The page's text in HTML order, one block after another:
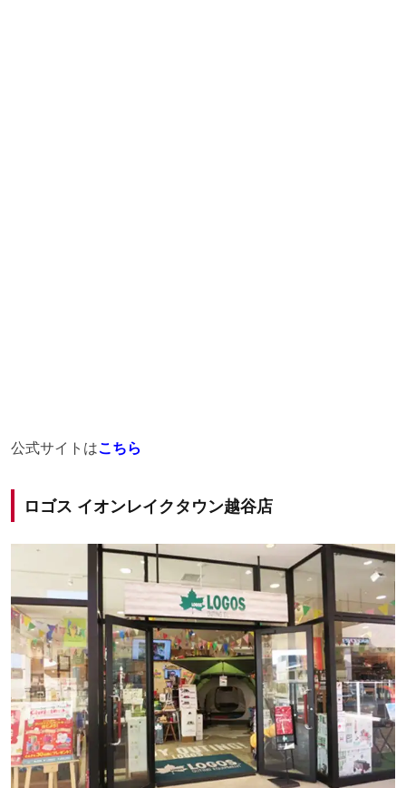
公式サイトはこちら
ロゴス イオンレイクタウン越谷店